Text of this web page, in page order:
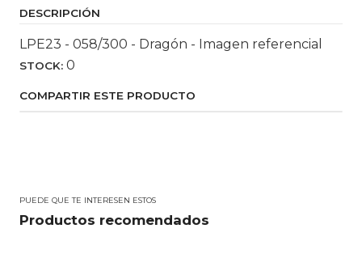
DESCRIPCIÓN
LPE23 - 058/300 - Dragón - Imagen referencial
STOCK: 0
COMPARTIR ESTE PRODUCTO
PUEDE QUE TE INTERESEN ESTOS
Productos recomendados